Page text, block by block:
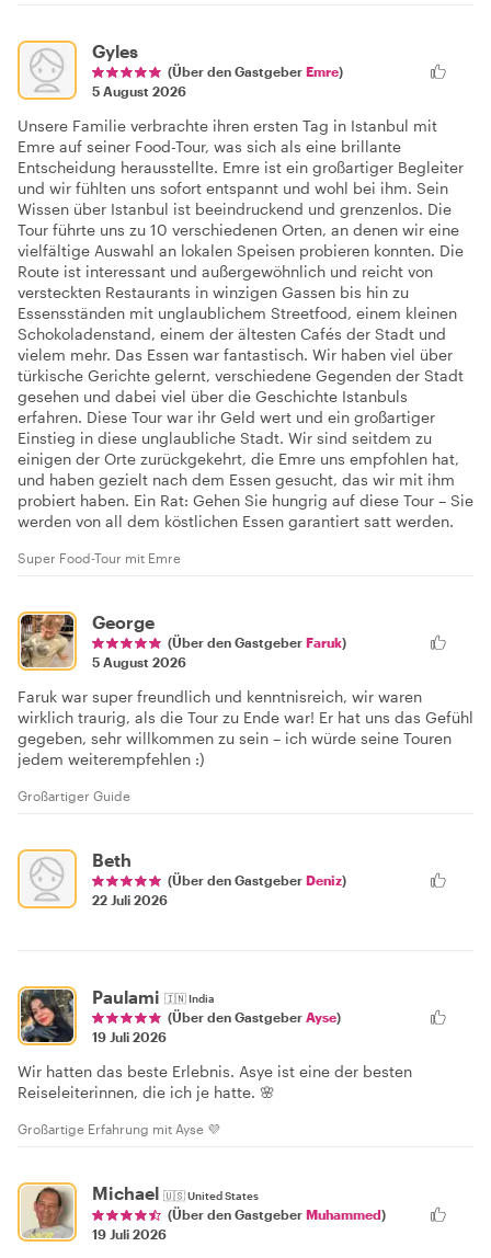
Gyles
(Über den Gastgeber Emre)
5 August 2026
Unsere Familie verbrachte ihren ersten Tag in Istanbul mit
Emre auf seiner Food-Tour, was sich als eine brillante
Entscheidung herausstellte. Emre ist ein großartiger Begleiter
und wir fühlten uns sofort entspannt und wohl bei ihm. Sein
Wissen über Istanbul ist beeindruckend und grenzenlos. Die
Tour führte uns zu 10 verschiedenen Orten, an denen wir eine
vielfältige Auswahl an lokalen Speisen probieren konnten. Die
Route ist interessant und außergewöhnlich und reicht von
versteckten Restaurants in winzigen Gassen bis hin zu
Essensständen mit unglaublichem Streetfood, einem kleinen
Schokoladenstand, einem der ältesten Cafés der Stadt und
vielem mehr. Das Essen war fantastisch. Wir haben viel über
türkische Gerichte gelernt, verschiedene Gegenden der Stadt
gesehen und dabei viel über die Geschichte Istanbuls
erfahren. Diese Tour war ihr Geld wert und ein großartiger
Einstieg in diese unglaubliche Stadt. Wir sind seitdem zu
einigen der Orte zurückgekehrt, die Emre uns empfohlen hat,
und haben gezielt nach dem Essen gesucht, das wir mit ihm
probiert haben. Ein Rat: Gehen Sie hungrig auf diese Tour – Sie
werden von all dem köstlichen Essen garantiert satt werden.
Super Food-Tour mit Emre
George
(Über den Gastgeber Faruk)
5 August 2026
Faruk war super freundlich und kenntnisreich, wir waren
wirklich traurig, als die Tour zu Ende war! Er hat uns das Gefühl
gegeben, sehr willkommen zu sein – ich würde seine Touren
jedem weiterempfehlen :)
Großartiger Guide
Beth
(Über den Gastgeber Deniz)
22 Juli 2026
Paulami 🇮🇳India
(Über den Gastgeber Ayse)
19 Juli 2026
Wir hatten das beste Erlebnis. Asye ist eine der besten
Reiseleiterinnen, die ich je hatte. 🌸
Großartige Erfahrung mit Ayse 💜
Michael 🇺🇸United States
(Über den Gastgeber Muhammed)
19 Juli 2026